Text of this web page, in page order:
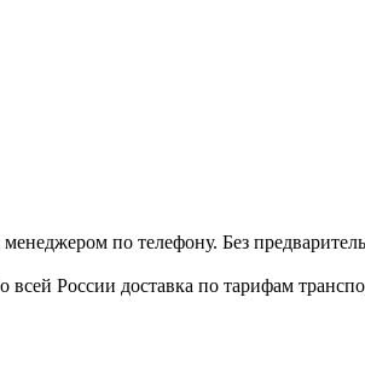
по телефону. Без
России доставка по тарифам